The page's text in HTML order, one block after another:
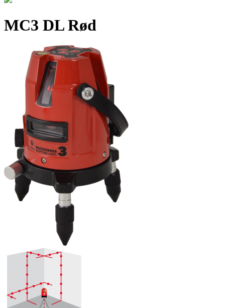
MC3 DL Rød